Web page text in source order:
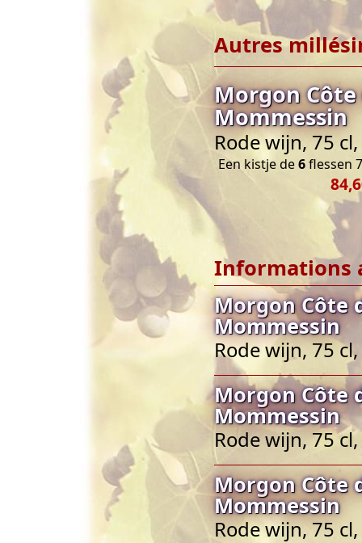
Autres
Morgon Côte
Mommessin
Rode wijn, 75
Een kistje de6flessen
Informations
Morgon Côte
Mommessin
Rode wijn, 75
Morgon Côte
Mommessin
Rode wijn, 75
Morgon Côte
Mommessin
Rode wijn, 75